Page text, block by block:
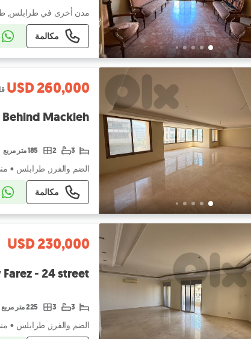
مدن أخرى في طرابلس,
مكالمة
USD 260,000
Mackieh
3
2 185 متر مربع
الضم والفرز, طرابلس • منذ ٣
مكالمة
USD 230,000
- 24 street
3
3 225 متر مربع
الضم والفرز, طرابلس • منذ ٣